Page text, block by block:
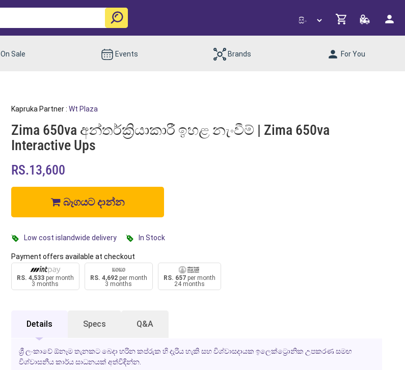
On Sale Events Brands For You
Kapruka Partner : Wt Plaza
Zima 650va අන්තර්ක්‍රියාකාරී ඉහළ නැංවීම් | Zima 650va
Interactive Ups
RS.13,600
බෑගයට දාන්න
Low cost islandwide delivery In Stock
Payment offers available at checkout
RS. 4,533per month
3 months
RS. 4,692per month
3 months
RS. 657per month
24 months
Details Specs Q&A
ශ්‍රී ලංකාවේ ඕනෑම තැනකට බෙදා හරින කප්රුක හි දැරිය හැකි සහ විශ්වාසදායක ඉලෙක්ට්‍රොනික උපකරණ සමඟ
විශ්වාසනීය කාර්ය සාධනයක් අත්විඳින්න.